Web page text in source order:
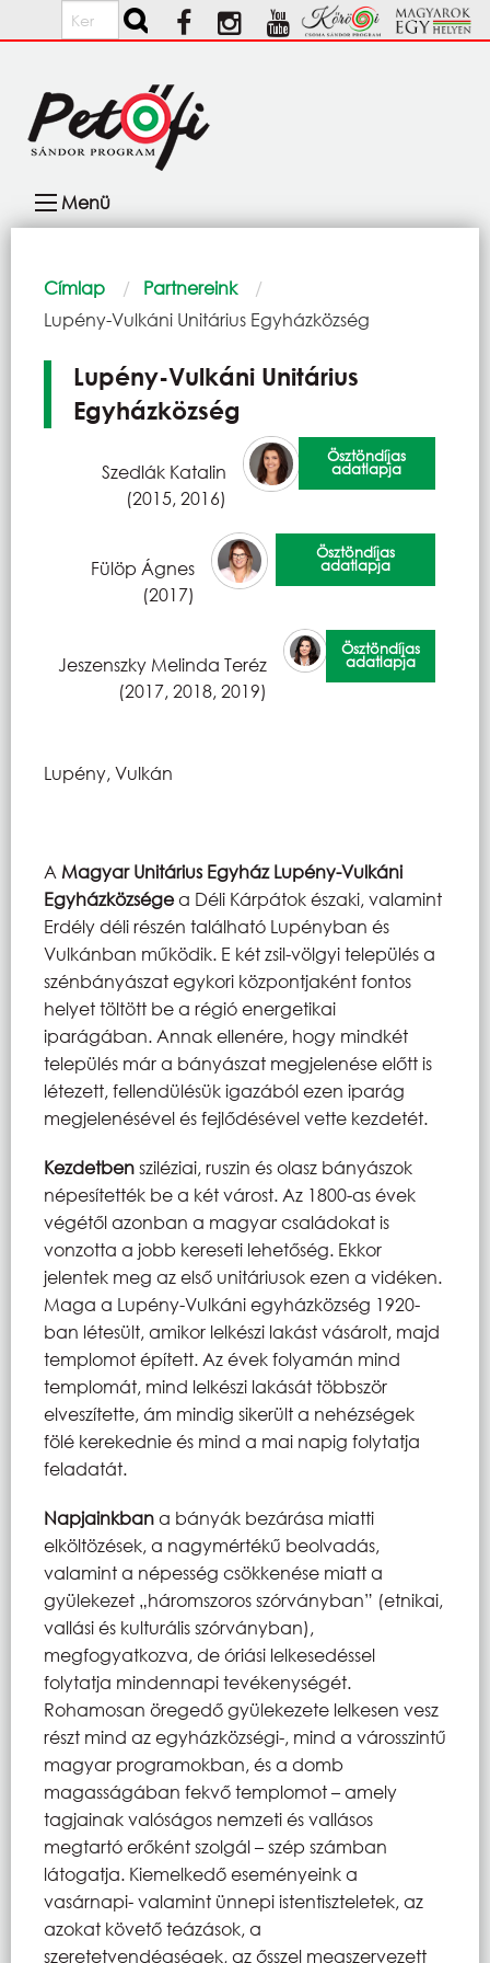
Ugrás a tartalomra
Keresés
navigáció
Menü
Morzsa
Címlap
Partnereink
Current:
Lupény-Vulkáni Unitárius Egyházközség
Lupény-Vulkáni Unitárius
Egyházközség
Szedlák Katalin
(2015, 2016)
Ösztöndíjas
adatlapja
Fülöp Ágnes
(2017)
Ösztöndíjas
adatlapja
Jeszenszky Melinda Teréz
(2017, 2018, 2019)
Ösztöndíjas
adatlapja
Lupény, Vulkán
A Magyar Unitárius Egyház Lupény-Vulkáni
Egyházközségea Déli Kárpátok északi, valamint
Erdély déli részén található Lupényban és
Vulkánban működik. E két zsil-völgyi település a
szénbányászat egykori központjaként fontos
helyet töltött be a régió energetikai
iparágában. Annak ellenére, hogy mindkét
település már a bányászat megjelenése előtt is
létezett, fellendülésük igazából ezen iparág
megjelenésével és fejlődésével vette kezdetét.
Kezdetbensziléziai, ruszin és olasz bányászok
népesítették be a két várost. Az 1800-as évek
végétől azonban a magyar családokat is
vonzotta a jobb kereseti lehetőség. Ekkor
jelentek meg az első unitáriusok ezen a vidéken.
Maga a Lupény-Vulkáni egyházközség 1920-
ban létesült, amikor lelkészi lakást vásárolt, majd
templomot épített. Az évek folyamán mind
templomát, mind lelkészi lakását többször
elveszítette, ám mindig sikerült a nehézségek
fölé kerekednie és mind a mai napig folytatja
feladatát.
Napjainkbana bányák bezárása miatti
elköltözések, a nagymértékű beolvadás,
valamint a népesség csökkenése miatt a
gyülekezet „háromszoros szórványban” (etnikai,
vallási és kulturális szórványban),
megfogyatkozva, de óriási lelkesedéssel
folytatja mindennapi tevékenységét.
Rohamosan öregedő gyülekezete lelkesen vesz
részt mind az egyházközségi-, mind a városszintű
magyar programokban, és a domb
magasságában fekvő templomot – amely
tagjainak valóságos nemzeti és vallásos
megtartó erőként szolgál – szép számban
látogatja. Kiemelkedő eseményeink a
vasárnapi- valamint ünnepi istentiszteletek, az
azokat követő teázások, a
szeretetvendégségek, az ősszel megszervezett